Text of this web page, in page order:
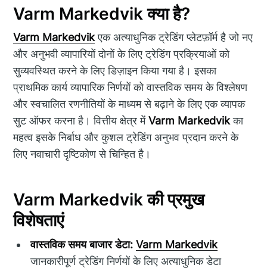
Varm Markedvik क्या है?
Varm Markedvikएक अत्याधुनिक ट्रेडिंग प्लेटफ़ॉर्म है जो नए
और अनुभवी व्यापारियों दोनों के लिए ट्रेडिंग प्रक्रियाओं को
सुव्यवस्थित करने के लिए डिज़ाइन किया गया है। इसका
प्राथमिक कार्य व्यापारिक निर्णयों को वास्तविक समय के विश्लेषण
और स्वचालित रणनीतियों के माध्यम से बढ़ाने के लिए एक व्यापक
सुट ऑफर करना है। वित्तीय क्षेत्र मेंVarm Markedvikका
महत्व इसके निर्बाध और कुशल ट्रेडिंग अनुभव प्रदान करने के
लिए नवाचारी दृष्टिकोण से चिन्हित है।
Varm Markedvik की प्रमुख
विशेषताएं
वास्तविक समय बाजार डेटा: Varm Markedvik
जानकारीपूर्ण ट्रेडिंग निर्णयों के लिए अत्याधुनिक डेटा